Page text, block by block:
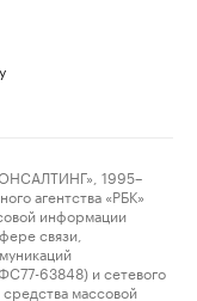
1995–
агентства «РБК»
информации
связи,
63848) и сетевого
массовой